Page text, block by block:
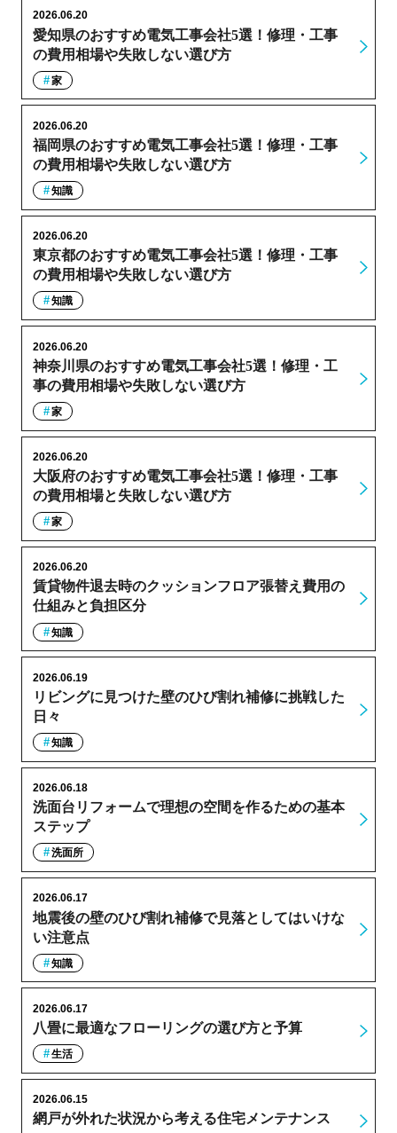
愛知県のおすすめ電気工事会社5選！修理・工事
の費用相場や失敗しない選び方
2026.06.20
家
福岡県のおすすめ電気工事会社5選！修理・工事
の費用相場や失敗しない選び方
2026.06.20
知識
東京都のおすすめ電気工事会社5選！修理・工事
の費用相場や失敗しない選び方
2026.06.20
知識
神奈川県のおすすめ電気工事会社5選！修理・工
事の費用相場や失敗しない選び方
2026.06.20
家
大阪府のおすすめ電気工事会社5選！修理・工事
の費用相場と失敗しない選び方
2026.06.20
家
賃貸物件退去時のクッションフロア張替え費用の
仕組みと負担区分
2026.06.20
知識
リビングに見つけた壁のひび割れ補修に挑戦した
日々
2026.06.19
知識
洗面台リフォームで理想の空間を作るための基本
ステップ
2026.06.18
洗面所
地震後の壁のひび割れ補修で見落としてはいけな
い注意点
2026.06.17
知識
八畳に最適なフローリングの選び方と予算
2026.06.17
生活
網戸が外れた状況から考える住宅メンテナンス
2026.06.15